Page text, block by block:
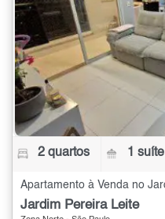
2 quartos 1 suíte
Jardim Pereira Leite